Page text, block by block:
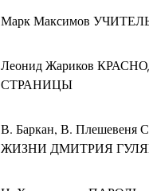
Марк Максимов
Леонид Жариков
СТРАНИЦЫ
В. Баркан, В.
ЖИЗНИ ДМИТРИЯ